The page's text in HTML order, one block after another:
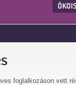
foglalkozáson vett